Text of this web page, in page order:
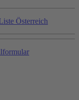
Österreich